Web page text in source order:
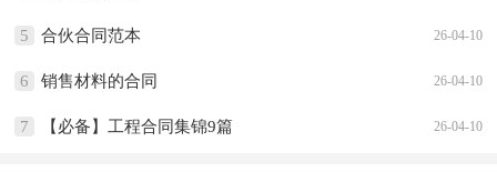
5 26-04-10
合伙合同范本
6 26-04-10
销售材料的合同
7 26-04-10
【必备】工程合同集锦9篇